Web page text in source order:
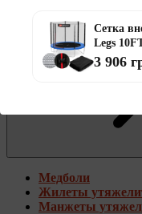
Аксессуары для бокса
Медболи
Жилеты
Манжеты
Сетка
Legs
3 906